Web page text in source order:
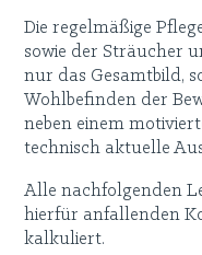
Die regelmäßige
sowie der Sträucher
nur das Gesamtbild,
Wohlbefinden der
neben einem
technisch aktuelle
Alle nachfolgenden
hierfür anfallenden
kalkuliert.